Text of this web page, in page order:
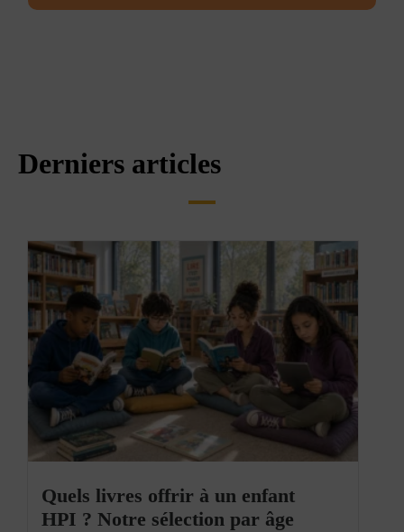
Derniers articles
Quels livres offrir à un enfant
HPI ? Notre sélection par âge